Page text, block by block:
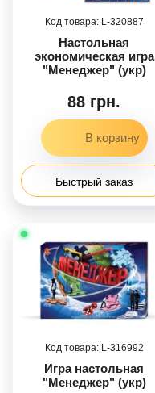
320887
Настольная
экономическая игра
"Менеджер" (укр)
88 грн.
Быстрый заказ
316992
Игра настольная
"Менеджер" (укр)